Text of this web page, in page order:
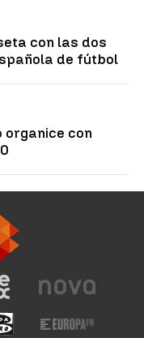
con las dos
de fútbol
organice con